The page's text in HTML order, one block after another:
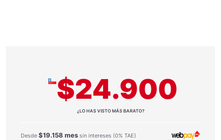
$24.900
¿LO HAS VISTO MÁS BARATO?
Desde $19.158 mes sin intereses (0% TAE)